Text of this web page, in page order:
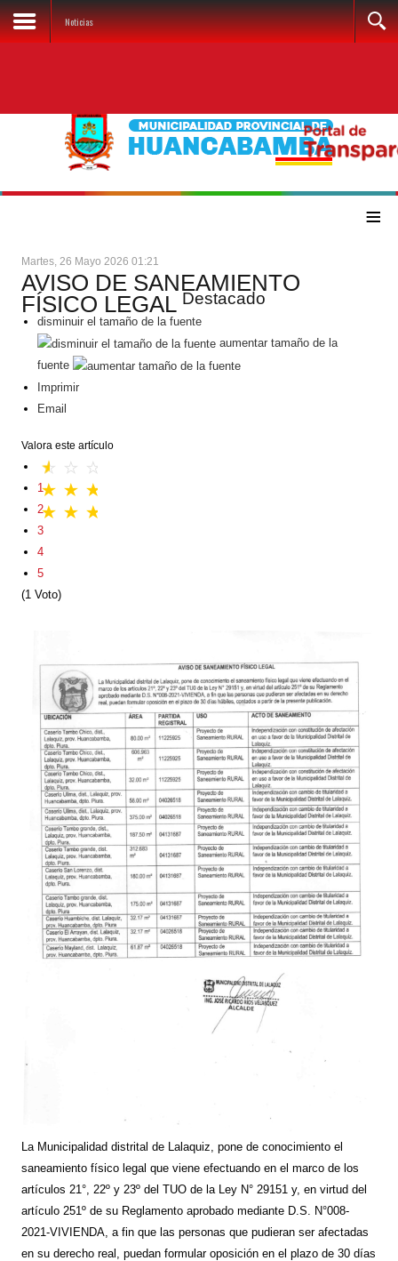
Noticias
≡
Martes, 26 Mayo 2026 01:21
AVISO DE SANEAMIENTO
FÍSICO LEGAL Destacado
disminuir el tamaño de la fuente
aumentar tamaño de la
fuente
Imprimir
Email
Valora este artículo
1
2
3
4
5
(1 Voto)
La Municipalidad distrital de Lalaquiz, pone de conocimiento el
saneamiento físico legal que viene efectuando en el marco de los
artículos 21°, 22º y 23º del TUO de la Ley N° 29151 y, en virtud del
artículo 251º de su Reglamento aprobado mediante D.S. N°008-
2021-VIVIENDA, a fin que las personas que pudieran ser afectadas
en su derecho real, puedan formular oposición en el plazo de 30 días